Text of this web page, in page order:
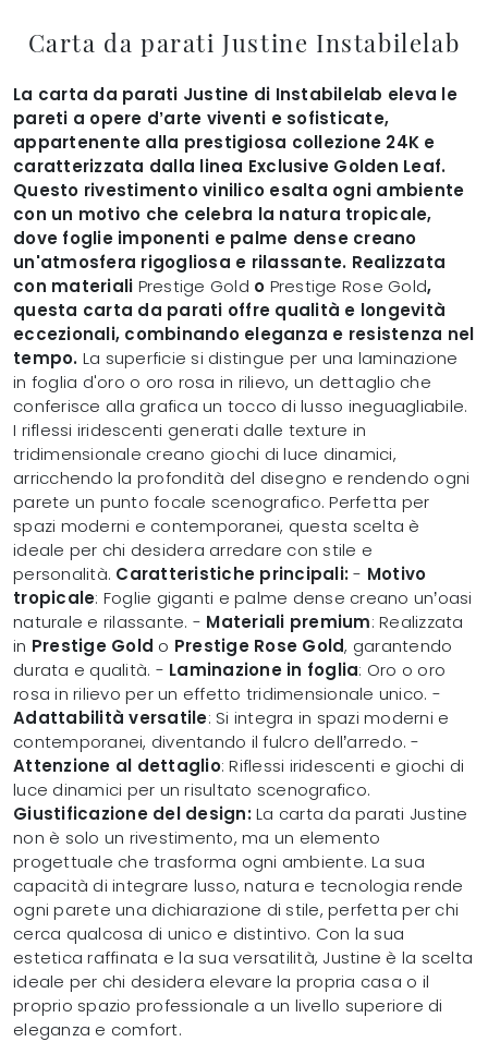
Carta da parati Justine Instabilelab
La carta da parati Justine di Instabilelab eleva le
pareti a opere d’arte viventi e sofisticate,
appartenente alla prestigiosa collezione 24K e
caratterizzata dalla linea Exclusive Golden Leaf.
Questo rivestimento vinilico esalta ogni ambiente
con un motivo che celebra la natura tropicale,
dove foglie imponenti e palme dense creano
un'atmosfera rigogliosa e rilassante. Realizzata
con materiali Prestige Gold o Prestige Rose Gold,
questa carta da parati offre qualità e longevità
eccezionali, combinando eleganza e resistenza nel
tempo. La superficie si distingue per una laminazione
in foglia d'oro o oro rosa in rilievo, un dettaglio che
conferisce alla grafica un tocco di lusso ineguagliabile.
I riflessi iridescenti generati dalle texture in
tridimensionale creano giochi di luce dinamici,
arricchendo la profondità del disegno e rendendo ogni
parete un punto focale scenografico. Perfetta per
spazi moderni e contemporanei, questa scelta è
ideale per chi desidera arredare con stile e
personalità. Caratteristiche principali:- Motivo
tropicale: Foglie giganti e palme dense creano un’oasi
naturale e rilassante. - Materiali premium: Realizzata
in Prestige Gold o Prestige Rose Gold, garantendo
durata e qualità. - Laminazione in foglia: Oro o oro
rosa in rilievo per un effetto tridimensionale unico. -
Adattabilità versatile: Si integra in spazi moderni e
contemporanei, diventando il fulcro dell’arredo. -
Attenzione al dettaglio: Riflessi iridescenti e giochi di
luce dinamici per un risultato scenografico.
Giustificazione del design:La carta da parati Justine
non è solo un rivestimento, ma un elemento
progettuale che trasforma ogni ambiente. La sua
capacità di integrare lusso, natura e tecnologia rende
ogni parete una dichiarazione di stile, perfetta per chi
cerca qualcosa di unico e distintivo. Con la sua
estetica raffinata e la sua versatilità, Justine è la scelta
ideale per chi desidera elevare la propria casa o il
proprio spazio professionale a un livello superiore di
eleganza e comfort.